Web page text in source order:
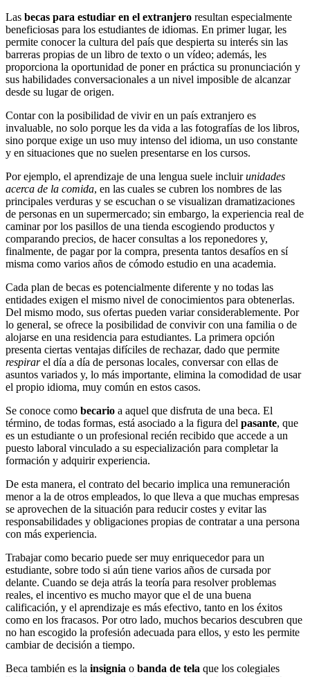
Las becas para estudiar en el extranjero resultan especialmente
beneficiosas para los estudiantes de idiomas. En primer lugar, les
permite conocer la cultura del país que despierta su interés sin las
barreras propias de un libro de texto o un vídeo; además, les
proporciona la oportunidad de poner en práctica su pronunciación y
sus habilidades conversacionales a un nivel imposible de alcanzar
desde su lugar de origen.
Contar con la posibilidad de vivir en un país extranjero es
invaluable, no solo porque les da vida a las fotografías de los libros,
sino porque exige un uso muy intenso del idioma, un uso constante
y en situaciones que no suelen presentarse en los cursos.
Por ejemplo, el aprendizaje de una lengua suele incluirunidades
acerca de la comida, en las cuales se cubren los nombres de las
principales verduras y se escuchan o se visualizan dramatizaciones
de personas en un supermercado; sin embargo, la experiencia real de
caminar por los pasillos de una tienda escogiendo productos y
comparando precios, de hacer consultas a los reponedores y,
finalmente, de pagar por la compra, presenta tantos desafíos en sí
misma como varios años de cómodo estudio en una academia.
Cada plan de becas es potencialmente diferente y no todas las
entidades exigen el mismo nivel de conocimientos para obtenerlas.
Del mismo modo, sus ofertas pueden variar considerablemente. Por
lo general, se ofrece la posibilidad de convivir con una familia o de
alojarse en una residencia para estudiantes. La primera opción
presenta ciertas ventajas difíciles de rechazar, dado que permite
respirarel día a día de personas locales, conversar con ellas de
asuntos variados y, lo más importante, elimina la comodidad de usar
el propio idioma, muy común en estos casos.
Se conoce como becario a aquel que disfruta de una beca. El
término, de todas formas, está asociado a la figura del pasante, que
es un estudiante o un profesional recién recibido que accede a un
puesto laboral vinculado a su especialización para completar la
formación y adquirir experiencia.
De esta manera, el contrato del becario implica una remuneración
menor a la de otros empleados, lo que lleva a que muchas empresas
se aprovechen de la situación para reducir costes y evitar las
responsabilidades y obligaciones propias de contratar a una persona
con más experiencia.
Trabajar como becario puede ser muy enriquecedor para un
estudiante, sobre todo si aún tiene varios años de cursada por
delante. Cuando se deja atrás la teoría para resolver problemas
reales, el incentivo es mucho mayor que el de una buena
calificación, y el aprendizaje es más efectivo, tanto en los éxitos
como en los fracasos. Por otro lado, muchos becarios descubren que
no han escogido la profesión adecuada para ellos, y esto les permite
cambiar de decisión a tiempo.
Beca también es la insignia o banda de tela que los colegiales